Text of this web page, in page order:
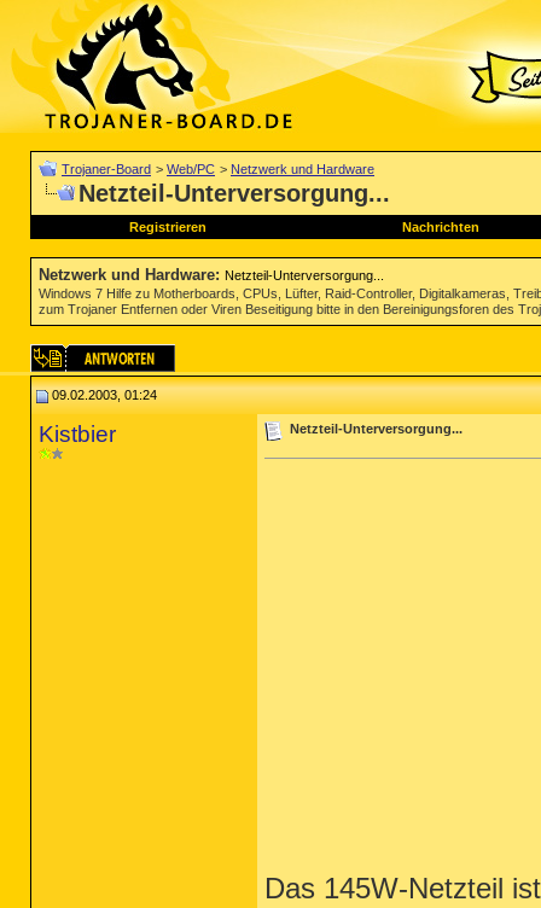
Trojaner-Board > Web/PC > Netzwerk und Hardware
Netzteil-Unterversorgung...
Registrieren Nachrichten
Netzwerk und Hardware: Netzteil-Unterversorgung...
Windows 7 Hilfe zu Motherboards, CPUs, Lüfter, Raid-Controller, Digitalkameras,
zum Trojaner Entfernen oder Viren Beseitigung bitte in den Bereinigungsforen des
09.02.2003, 01:24
Kistbier Netzteil-Unterversorgung...
Das 145W-Netzteil